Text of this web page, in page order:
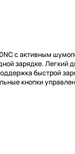
с активным
зарядке.
быстрой
кнопки